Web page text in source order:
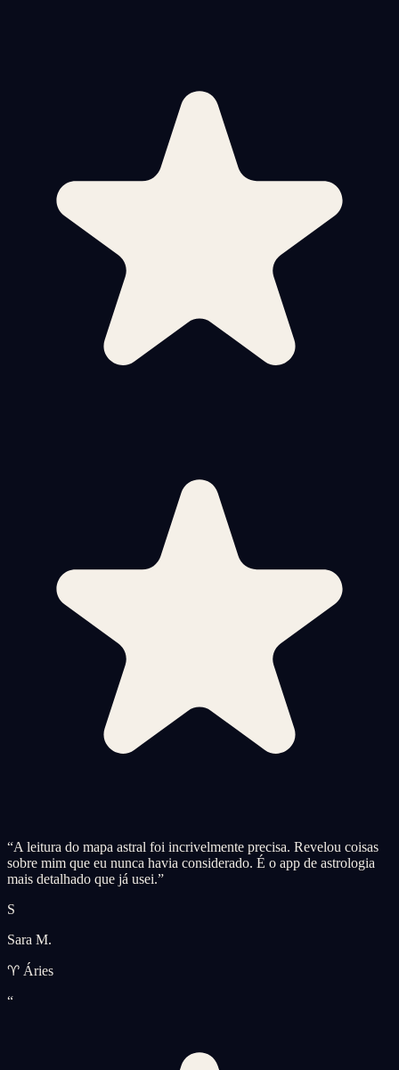
“A leitura do mapa astral foi incrivelmente precisa. Revelou coisas
sobre mim que eu nunca havia considerado. É o app de astrologia
mais detalhado que já usei.”
S
Sara M.
♈ Áries
“